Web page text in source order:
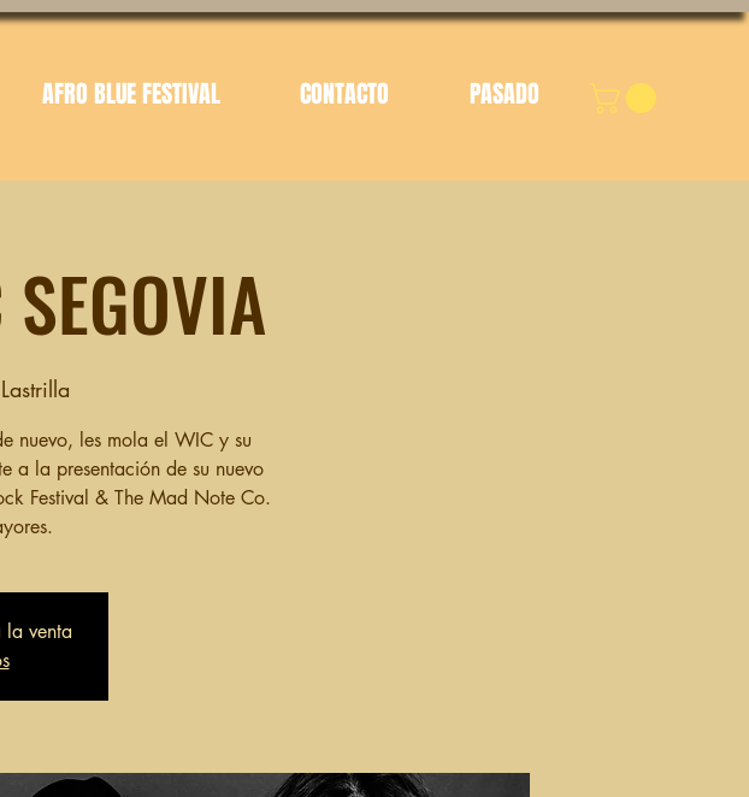
AFRO BLUE FESTIVAL CONTACTO PASADO
nuevo, les mola el WIC y su
a la presentación de su nuevo
Festival & The Mad Note Co.
la venta